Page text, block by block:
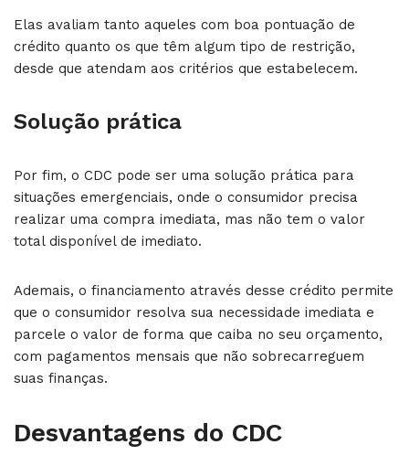
Elas avaliam tanto aqueles com boa pontuação de
crédito quanto os que têm algum tipo de restrição,
desde que atendam aos critérios que estabelecem.
Solução prática
Por fim, o CDC pode ser uma solução prática para
situações emergenciais, onde o consumidor precisa
realizar uma compra imediata, mas não tem o valor
total disponível de imediato.
Ademais, o financiamento através desse crédito permite
que o consumidor resolva sua necessidade imediata e
parcele o valor de forma que caiba no seu orçamento,
com pagamentos mensais que não sobrecarreguem
suas finanças.
Desvantagens do CDC